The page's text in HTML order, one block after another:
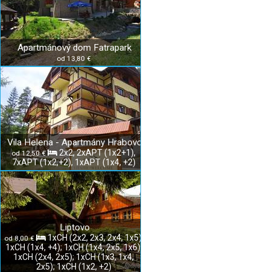
Apartmánový dom Fatrapark
od 13,80 €
Vila Helena - Apartmány Hrabovo
od 12,50 €
2x2, 2xAPT (1x2+1),
7xAPT (1x2,+2), 1xAPT (1x4, +2)
Liptovo
od 8,00 €
1xCH (2x2, 2x3, 2x4, 1x5);
1xCH (1x4, +4); 1xCH (1x4, 2x5, 1x6);
1xCH (2x4, 2x5); 1xCH (1x3, 1x4,
2x5); 1xCH (1x2, +2)